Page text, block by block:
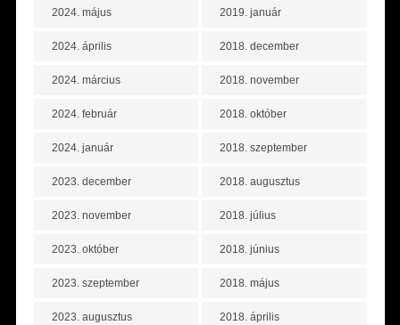
2024. május
2024. április
2024. március
2024. február
2024. január
2023. december
2023. november
2023. október
2023. szeptember
2023. augusztus
2019. január
2018. december
2018. november
2018. október
2018. szeptember
2018. augusztus
2018. július
2018. június
2018. május
2018. április